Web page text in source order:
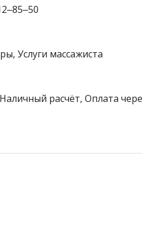
Услуги массажиста
расчёт, Оплата